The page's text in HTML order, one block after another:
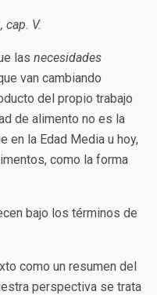
cap. V.
las necesidades
van cambiando
del propio trabajo
de alimento no es la
en la Edad Media u hoy,
como la forma
bajo los términos de
como un resumen del
perspectiva se trata